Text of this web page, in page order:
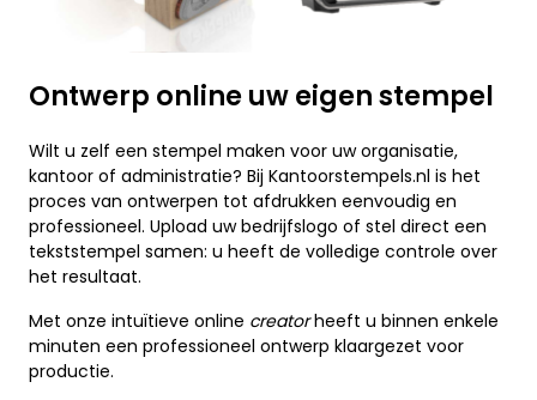
Ontwerp online uw eigen stempel
Wilt u zelf een stempel maken voor uw organisatie,
kantoor of administratie? Bij Kantoorstempels.nl is het
proces van ontwerpen tot afdrukken eenvoudig en
professioneel. Upload uw bedrijfslogo of stel direct een
tekststempel samen: u heeft de volledige controle over
het resultaat.
Met onze intuïtieve online creatorheeft u binnen enkele
minuten een professioneel ontwerp klaargezet voor
productie.